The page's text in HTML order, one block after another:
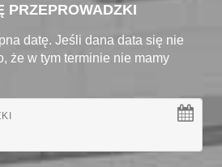
PRZEPROWADZKI
datę. Jeśli dana data się nie
że w tym terminie nie mamy